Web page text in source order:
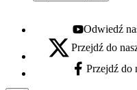
Youtube - otwiera
Odwiedź
X - otwiera się w nowej
Przejdź do
Facebook - otwiera
Przejdź do